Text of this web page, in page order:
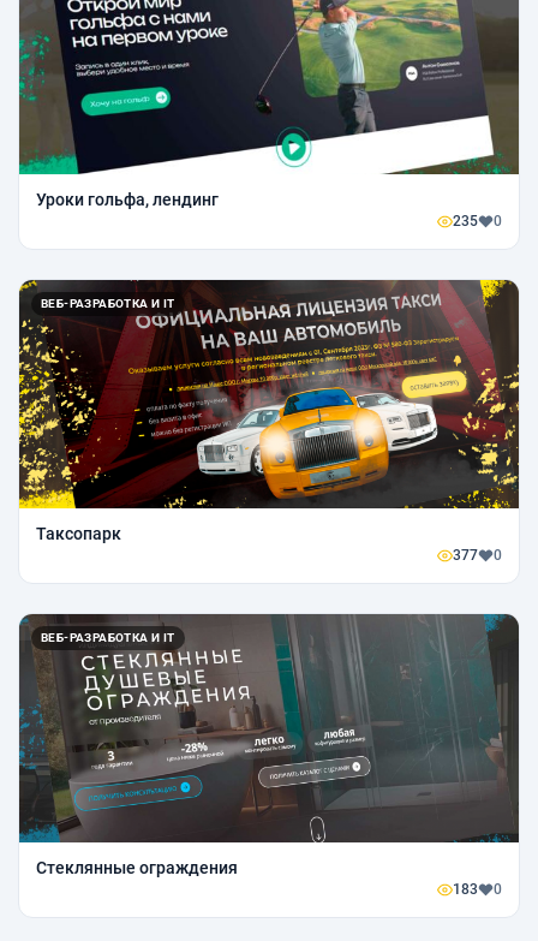
Уроки гольфа, лендинг
235 0
ВЕБ-РАЗРАБОТКА И IT
Таксопарк
377 0
ВЕБ-РАЗРАБОТКА И IT
Стеклянные ограждения
183 0